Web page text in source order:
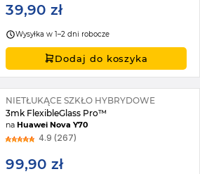
39,90 zł
Wysyłka w 1–2 dni robocze
Dodaj do koszyka
NIETŁUKĄCE SZKŁO HYBRYDOWE
3mk FlexibleGlass Pro™
naHuawei Nova Y70
4.9 (267)
99,90 zł